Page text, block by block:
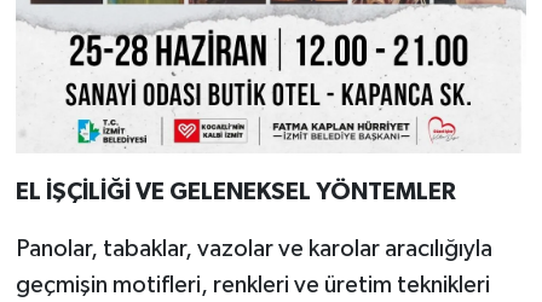
EL İŞÇİLİĞİ VE GELENEKSEL YÖNTEMLER
Panolar, tabaklar, vazolar ve karolar aracılığıyla
geçmişin motifleri, renkleri ve üretim teknikleri